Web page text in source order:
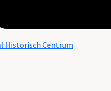
Historisch Centrum